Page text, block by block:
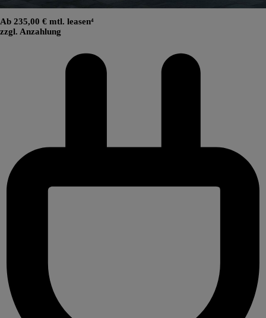
Ab 235,00 € mtl. leasen⁴
zzgl. Anzahlung